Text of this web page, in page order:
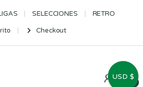
SELECCIONES RETRO
Checkout
0
USD $